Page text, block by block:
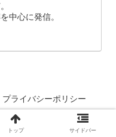
中心に発信。
プライバシーポリシー
トップ サイドバー